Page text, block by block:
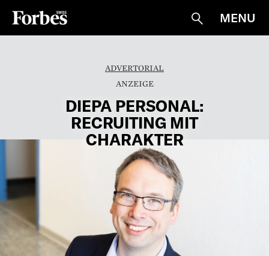
Suche
MENU
ADVERTORIAL
DIEPA PERSONAL:
RECRUITING MIT
CHARAKTER